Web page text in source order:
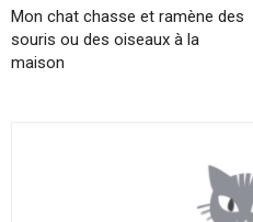
Mon chat chasse et ramène des
souris ou des oiseaux à la
maison